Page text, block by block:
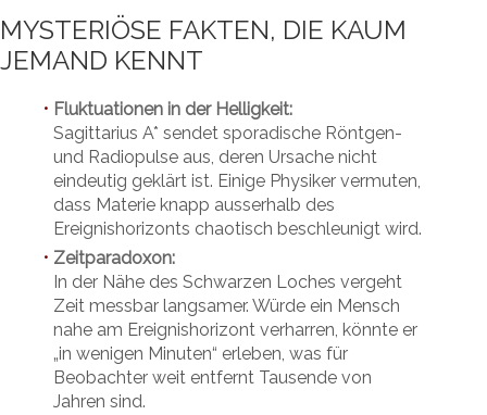
MYSTERIÖSE FAKTEN, DIE KAUM
JEMAND KENNT
• Fluktuationen in der Helligkeit:
Sagittarius A* sendet sporadische Röntgen-
und Radiopulse aus, deren Ursache nicht
eindeutig geklärt ist. Einige Physiker vermuten,
dass Materie knapp ausserhalb des
Ereignishorizonts chaotisch beschleunigt wird.
• Zeitparadoxon:
In der Nähe des Schwarzen Loches vergeht
Zeit messbar langsamer. Würde ein Mensch
nahe am Ereignishorizont verharren, könnte er
„in wenigen Minuten“ erleben, was für
Beobachter weit entfernt Tausende von
Jahren sind.